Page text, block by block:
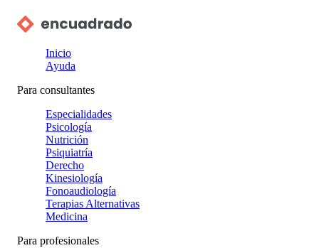
Inicio
Ayuda
Para consultantes
Especialidades
Psicología
Nutrición
Psiquiatría
Derecho
Kinesiología
Fonoaudiología
Terapias Alternativas
Medicina
Para profesionales